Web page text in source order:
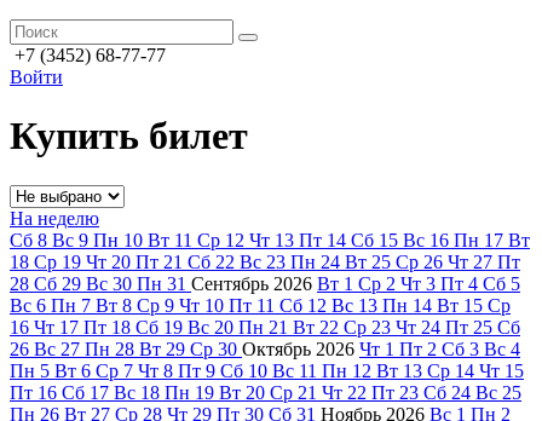
+7 (3452) 68-77-77
Войти
Купить билет
На неделю
Сб 8 Вс 9 Пн 10 Вт 11 Ср 12 Чт 13 Пт 14 Сб 15 Вс 16 Пн 17 Вт
18 Ср 19 Чт 20 Пт 21 Сб 22 Вс 23 Пн 24 Вт 25 Ср 26 Чт 27 Пт
28 Сб 29 Вс 30 Пн 31 Сентябрь 2026 Вт 1 Ср 2 Чт 3 Пт 4 Сб 5
Вс 6 Пн 7 Вт 8 Ср 9 Чт 10 Пт 11 Сб 12 Вс 13 Пн 14 Вт 15 Ср
16 Чт 17 Пт 18 Сб 19 Вс 20 Пн 21 Вт 22 Ср 23 Чт 24 Пт 25 Сб
26 Вс 27 Пн 28 Вт 29 Ср 30 Октябрь 2026 Чт 1 Пт 2 Сб 3 Вс 4
Пн 5 Вт 6 Ср 7 Чт 8 Пт 9 Сб 10 Вс 11 Пн 12 Вт 13 Ср 14 Чт 15
Пт 16 Сб 17 Вс 18 Пн 19 Вт 20 Ср 21 Чт 22 Пт 23 Сб 24 Вс 25
Пн 26 Вт 27 Ср 28 Чт 29 Пт 30 Сб 31 Ноябрь 2026 Вс 1 Пн 2